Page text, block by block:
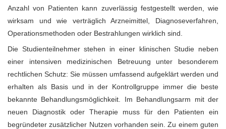
Anzahl von Patienten kann zuverlässig festgestellt werden, wie
wirksam und wie verträglich Arzneimittel, Diagnoseverfahren,
Operationsmethoden oder Bestrahlungen wirklich sind.
Die Studienteilnehmer stehen in einer klinischen Studie neben
einer intensiven medizinischen Betreuung unter besonderem
rechtlichen Schutz: Sie müssen umfassend aufgeklärt werden und
erhalten als Basis und in der Kontrollgruppe immer die beste
bekannte Behandlungsmöglichkeit. Im Behandlungsarm mit der
neuen Diagnostik oder Therapie muss für den Patienten ein
begründeter zusätzlicher Nutzen vorhanden sein. Zu einem guten